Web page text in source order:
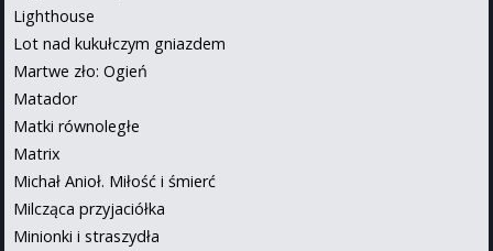
Lighthouse
Lot nad kukułczym gniazdem
Martwe zło: Ogień
Matador
Matki równoległe
Matrix
Michał Anioł. Miłość i śmierć
Milcząca przyjaciółka
Minionki i straszydła